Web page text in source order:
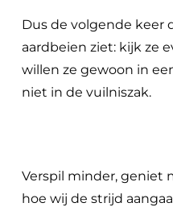
Dus de volgende keer
aardbeien ziet: kijk ze
willen ze gewoon in
niet in de vuilniszak.
Verspil minder, geniet
hoe wij de strijd